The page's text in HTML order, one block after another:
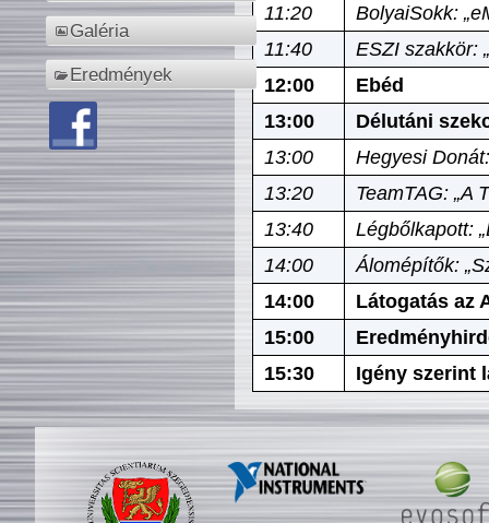
Galéria
Eredmények
11:20
BolyaiSokk:
11:40
ESZI szakkör:
12:00
Ebéd
13:00
Délutáni
13:00
Hegyesi
13:20
TeamTAG: „A
13:40
Légbőlkapott:
14:00
Álomépítők:
14:00
Látogatás az
15:00
15:30
Igény szerint